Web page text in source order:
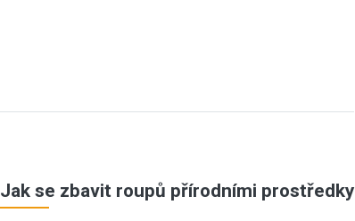
Jak se zbavit roupů přírodními prostředky